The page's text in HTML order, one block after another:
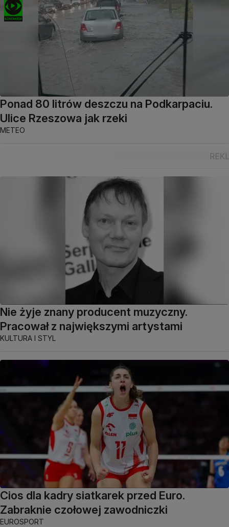
Ponad 80 litrów deszczu na Podkarpaciu.
Ulice Rzeszowa jak rzeki
METEO
Nie żyje znany producent muzyczny.
Pracował z największymi artystami
KULTURA I STYL
Cios dla kadry siatkarek przed Euro.
Zabraknie czołowej zawodniczki
EUROSPORT